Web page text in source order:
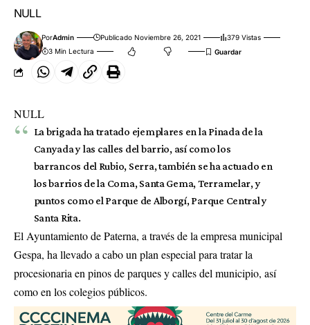
NULL
PorAdmin Publicado Noviembre 26, 2021
379 Vistas
3 Min Lectura
NULL
La brigada ha tratado ejemplares en la Pinada de la
Canyada y las calles del barrio, así como los
barrancos del Rubio, Serra, también se ha actuado en
los barrios de la Coma, Santa Gema, Terramelar, y
puntos como el Parque de Alborgí, Parque Central y
Santa Rita.
El Ayuntamiento de Paterna, a través de la empresa municipal
Gespa, ha llevado a cabo un plan especial para tratar la
procesionaria en pinos de parques y calles del municipio, así
como en los colegios públicos.